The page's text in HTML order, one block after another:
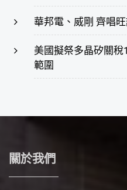
華邦電、威剛 齊唱
美國擬祭多晶矽關
範圍
關於我們